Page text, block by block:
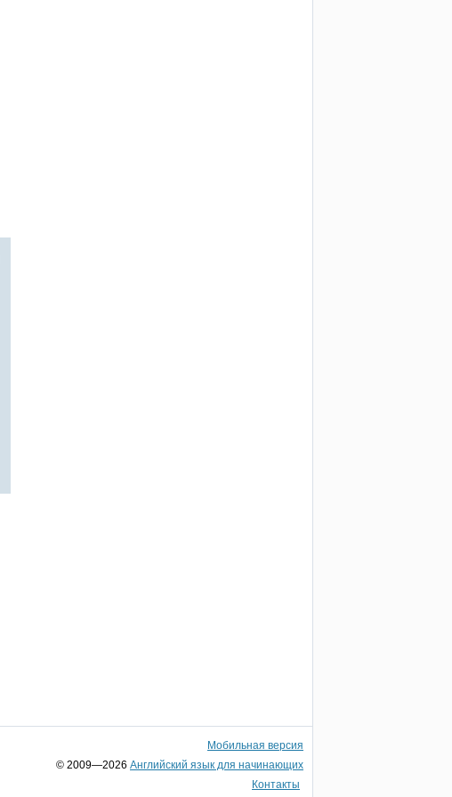
Мобильная версия
© 2009—2026 Английский язык для начинающих
Контакты